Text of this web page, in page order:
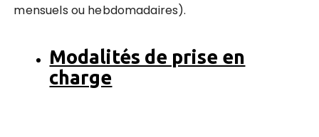
mensuels ou hebdomadaires).
Modalités de prise en
charge